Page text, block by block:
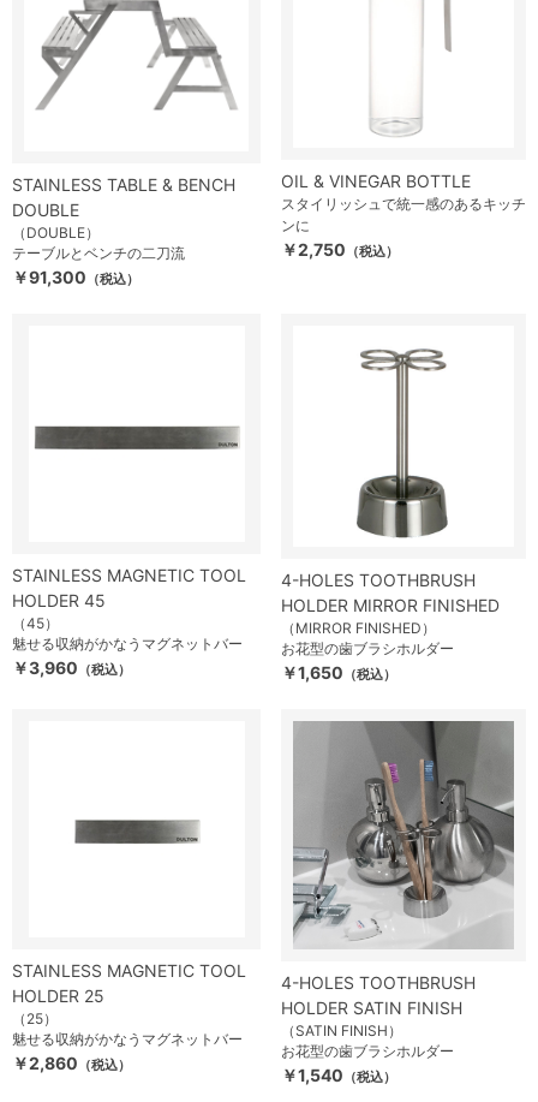
STAINLESS TABLE & BENCH
DOUBLE
（DOUBLE）
テーブルとベンチの二刀流
￥91,300 （税込）
OIL & VINEGAR BOTTLE
スタイリッシュで統一感のあるキッチ
ンに
￥2,750 （税込）
STAINLESS MAGNETIC TOOL
HOLDER 45
（45）
魅せる収納がかなうマグネットバー
￥3,960 （税込）
4-HOLES TOOTHBRUSH
HOLDER MIRROR FINISHED
（MIRROR FINISHED）
お花型の歯ブラシホルダー
￥1,650 （税込）
STAINLESS MAGNETIC TOOL
HOLDER 25
（25）
魅せる収納がかなうマグネットバー
￥2,860 （税込）
4-HOLES TOOTHBRUSH
HOLDER SATIN FINISH
（SATIN FINISH）
お花型の歯ブラシホルダー
￥1,540 （税込）